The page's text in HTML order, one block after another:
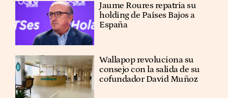
Jaume Roures repatria su
holding de Países Bajos a
España
Wallapop revoluciona su
consejo con la salida de su
cofundador David Muñoz